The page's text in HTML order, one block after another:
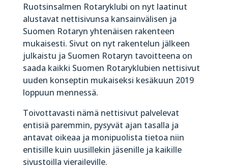
Ruotsinsalmen Rotaryklubi on nyt laatinut
alustavat nettisivunsa kansainvälisen ja
Suomen Rotaryn yhtenäisen rakenteen
mukaisesti. Sivut on nyt rakentelun jälkeen
julkaistu ja Suomen Rotaryn tavoitteena on
saada kaikki Suomen Rotaryklubien nettisivut
uuden konseptin mukaiseksi kesäkuun 2019
loppuun mennessä.
Toivottavasti nämä nettisivut palvelevat
entisiä paremmin, pysyvät ajan tasalla ja
antavat oikeaa ja monipuolista tietoa niin
entisille kuin uusillekin jäsenille ja kaikille
sivustoilla vieraileville.